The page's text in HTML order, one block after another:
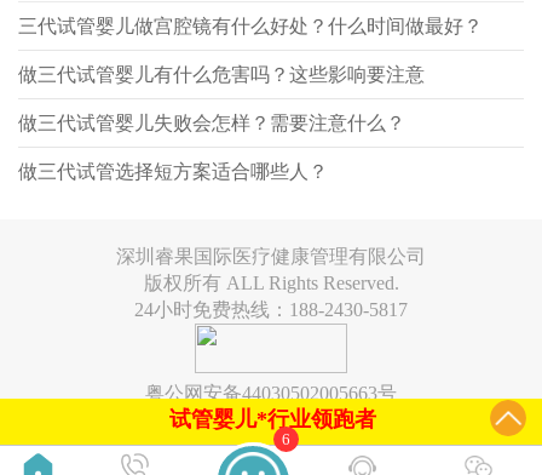
三代试管婴儿做宫腔镜有什么好处？什么时间做最好？
做三代试管婴儿有什么危害吗？这些影响要注意
做三代试管婴儿失败会怎样？需要注意什么？
做三代试管选择短方案适合哪些人？
深圳睿果国际医疗健康管理有限公司
版权所有 ALL Rights Reserved.
24小时免费热线：188-2430-5817
粤公网安备44030502005663号
试管婴儿*行业领跑者
6